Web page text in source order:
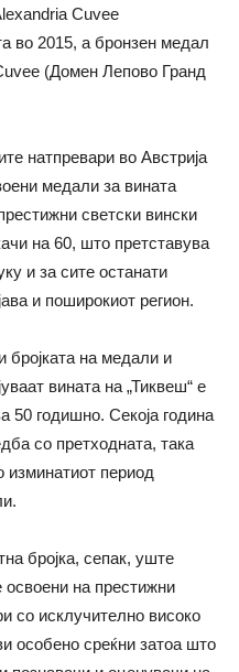
Cuvee
во 2015, а бронзен медал
(Домен Лепово Гранд
натпревари во Австрија
медали за вината
светски вински
на 60, што претставува
и за сите останати
и поширокиот регион.
бројката на медали и
вината на „Тиквеш“ е
50 годишно. Секоја година
со претходната, така
изминатиот период
бројка, сепак, уште
на престижни
со исклучително високо
особено среќни затоа што